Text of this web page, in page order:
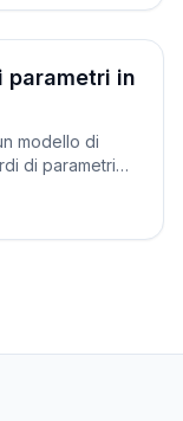
parametri in
modello di
di parametri